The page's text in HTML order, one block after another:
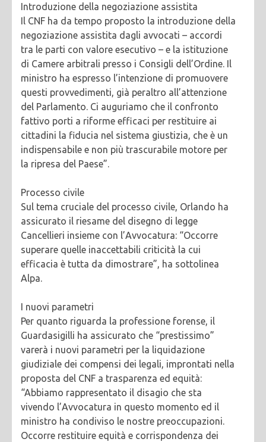
Introduzione della negoziazione assistita
Il CNF ha da tempo proposto la introduzione della
negoziazione assistita dagli avvocati – accordi
tra le parti con valore esecutivo – e la istituzione
di Camere arbitrali presso i Consigli dell’Ordine. Il
ministro ha espresso l’intenzione di promuovere
questi provvedimenti, già peraltro all’attenzione
del Parlamento. Ci auguriamo che il confronto
fattivo porti a riforme efficaci per restituire ai
cittadini la fiducia nel sistema giustizia, che è un
indispensabile e non più trascurabile motore per
la ripresa del Paese”.
Processo civile
Sul tema cruciale del processo civile, Orlando ha
assicurato il riesame del disegno di legge
Cancellieri insieme con l’Avvocatura: “Occorre
superare quelle inaccettabili criticità la cui
efficacia è tutta da dimostrare”, ha sottolinea
Alpa.
I nuovi parametri
Per quanto riguarda la professione forense, il
Guardasigilli ha assicurato che “prestissimo”
varerà i nuovi parametri per la liquidazione
giudiziale dei compensi dei legali, improntati nella
proposta del CNF a trasparenza ed equità:
“Abbiamo rappresentato il disagio che sta
vivendo l’Avvocatura in questo momento ed il
ministro ha condiviso le nostre preoccupazioni.
Occorre restituire equità e corrispondenza dei